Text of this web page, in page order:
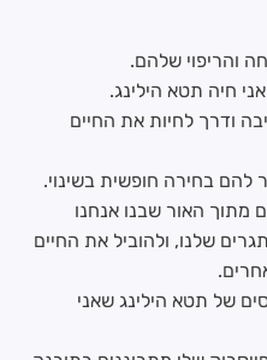
והריפוי שלהם.
חיה תטא הילינג.
ודרך לחיות את החיים
בחירה חופשית בשינוי.
מתוך האור שבנו אנחנו
שלנו, ולהוביל את החיים
של תטא הילינג שאני